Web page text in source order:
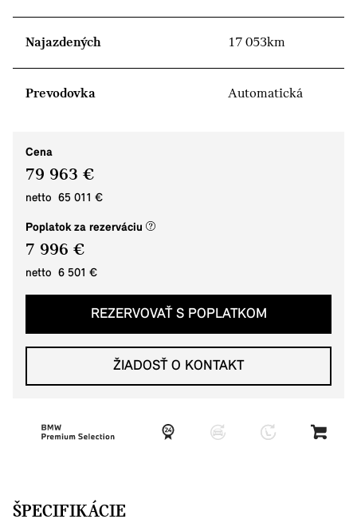
Najazdených 17 053km
Prevodovka Automatická
Cena
79 963 €
netto 65 011 €
Poplatok za rezerváciu (nové okno)
7 996 €
netto 6 501 €
REZERVOVAŤ S POPLATKOM
ŽIADOSŤ O KONTAKT
ŠPECIFIKÁCIE